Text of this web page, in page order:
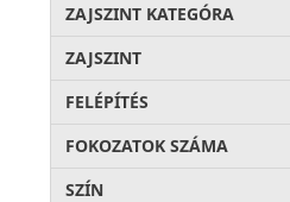
ZAJSZINT KATEGÓRA
ZAJSZINT
FELÉPÍTÉS
FOKOZATOK SZÁMA
SZÍN